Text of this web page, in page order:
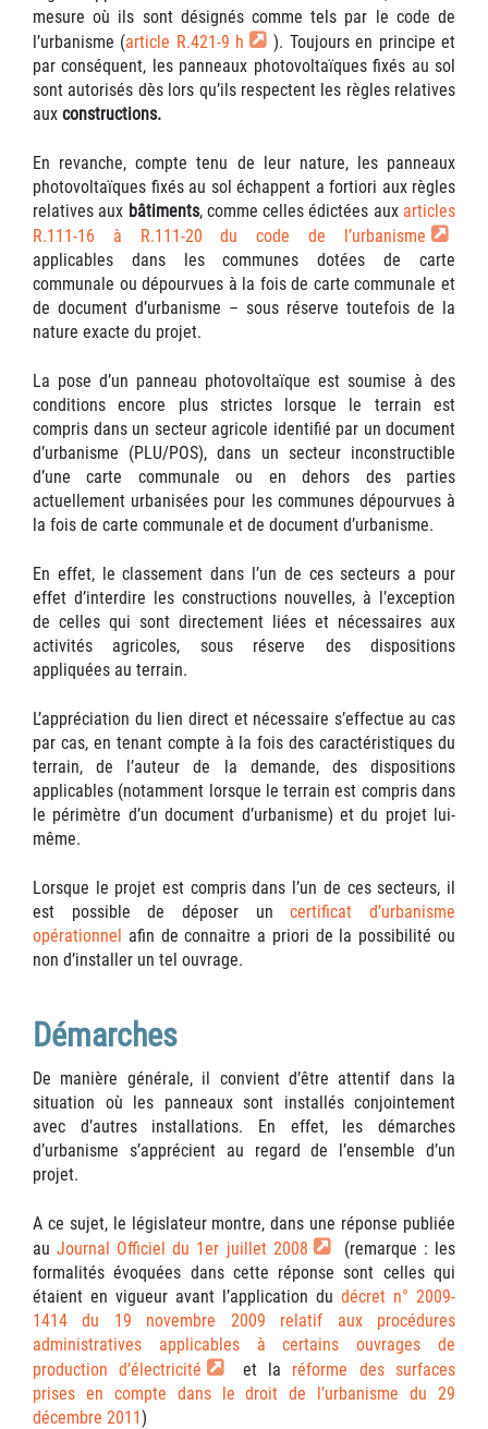
mesure où ils sont désignés comme tels par le code de
l’urbanisme (article R.421-9 h
). Toujours en principe et
par conséquent, les panneaux photovoltaïques fixés au sol
sont autorisés dès lors qu’ils respectent les règles relatives
aux constructions.
En revanche, compte tenu de leur nature, les panneaux
photovoltaïques fixés au sol échappent a fortiori aux règles
relatives aux bâtiments, comme celles édictées aux articles
R.111-16 à R.111-20 du code de l’urbanisme
applicables dans les communes dotées de carte
communale ou dépourvues à la fois de carte communale et
de document d’urbanisme – sous réserve toutefois de la
nature exacte du projet.
La pose d’un panneau photovoltaïque est soumise à des
conditions encore plus strictes lorsque le terrain est
compris dans un secteur agricole identifié par un document
d’urbanisme (PLU/POS), dans un secteur inconstructible
d’une carte communale ou en dehors des parties
actuellement urbanisées pour les communes dépourvues à
la fois de carte communale et de document d’urbanisme.
En effet, le classement dans l’un de ces secteurs a pour
effet d’interdire les constructions nouvelles, à l’exception
de celles qui sont directement liées et nécessaires aux
activités agricoles, sous réserve des dispositions
appliquées au terrain.
L’appréciation du lien direct et nécessaire s’effectue au cas
par cas, en tenant compte à la fois des caractéristiques du
terrain, de l’auteur de la demande, des dispositions
applicables (notamment lorsque le terrain est compris dans
le périmètre d’un document d’urbanisme) et du projet lui-
même.
Lorsque le projet est compris dans l’un de ces secteurs, il
est possible de déposer uncertificat d’urbanisme
opérationnel afin de connaitre a priori de la possibilité ou
non d’installer un tel ouvrage.
Démarches
De manière générale, il convient d’être attentif dans la
situation où les panneaux sont installés conjointement
avec d’autres installations. En effet, les démarches
d’urbanisme s’apprécient au regard de l’ensemble d’un
projet.
A ce sujet, le législateur montre, dans une réponse publiée
auJournal Officiel du 1er juillet 2008
(remarque : les
formalités évoquées dans cette réponse sont celles qui
étaient en vigueur avant l’application du décret n° 2009-
1414 du 19 novembre 2009 relatif aux procédures
administratives applicables à certains ouvrages de
production d’électricité
et la réforme des surfaces
prises en compte dans le droit de l’urbanisme du 29
décembre 2011)